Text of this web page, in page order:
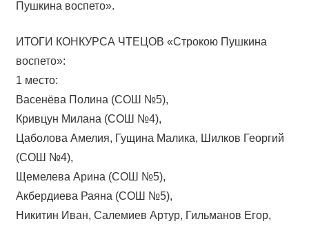
Пушкина воспето».
ИТОГИ КОНКУРСА ЧТЕЦОВ «Строкою Пушкина
воспето»:
1 место:
Васенёва Полина (СОШ №5),
Кривцун Милана (СОШ №4),
Цаболова Амелия, Гущина Малика, Шилков Георгий
(СОШ №4),
Щемелева Арина (СОШ №5),
Акбердиева Раяна (СОШ №5),
Никитин Иван, Салемиев Артур, Гильманов Егор,